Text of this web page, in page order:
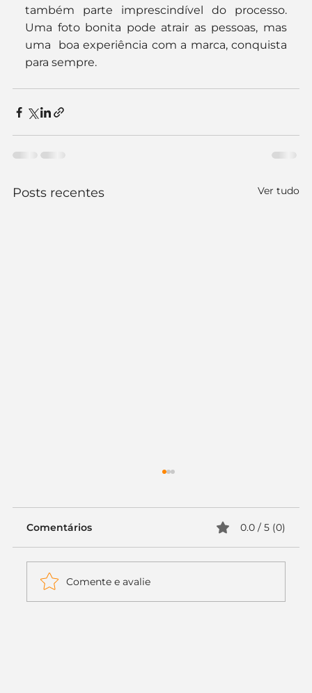
também parte imprescindível do processo.
Uma foto bonita pode atrair as pessoas, mas
uma  boa experiência com a marca, conquista
para sempre.
Posts recentes Ver tudo
Comentários 0.0 / 5 (0)
Comente e avalie